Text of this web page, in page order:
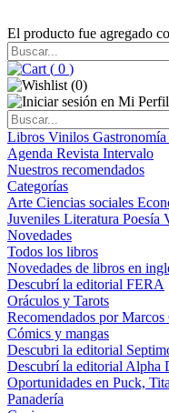
El producto fue agregado
( 0 )
(0)
Libros Vinilos Gastronomía
Agenda Revista Intervalo
Nuestros recomendados
Categorías
Arte Ciencias sociales
Juveniles Literatura Poesía
Novedades
Todos los libros
Novedades de libros en
Descubrí la editorial FERA
Oráculos y Tarots
Recomendados por Marcos
Cómics y mangas
Descubri la editorial
Descubrí la editorial Alpha
Oportunidades en Puck,
Panadería